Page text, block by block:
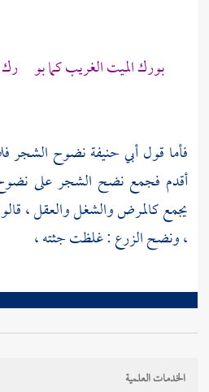
بورك الميت الغريب كما بو
فأما قولأبي حنيفةنضوح الشجر
أقدم فجمع نضح الشجر على
يجمع كالمرض والشغل والعقل ،
، ونضح الزرع : غلظت جثته ،
الخدمات العلمية